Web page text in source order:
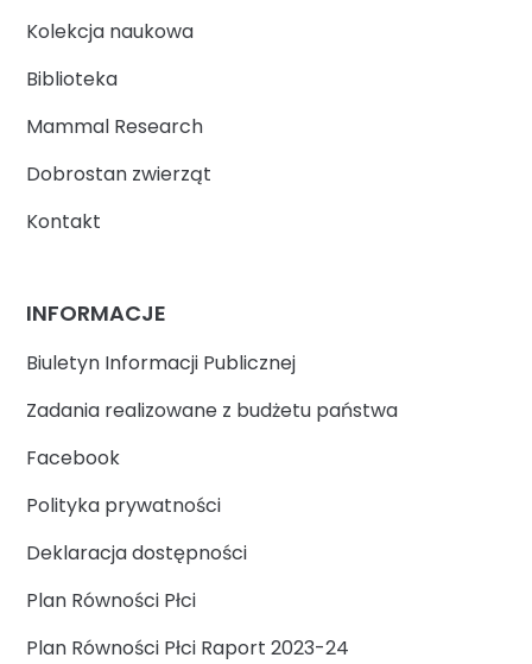
Kolekcja naukowa
Biblioteka
Mammal Research
Dobrostan zwierząt
Kontakt
INFORMACJE
Biuletyn Informacji Publicznej
Zadania realizowane z budżetu państwa
Facebook
Polityka prywatności
Deklaracja dostępności
Plan Równości Płci
Plan Równości Płci Raport 2023-24